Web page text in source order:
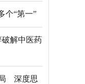
个“第一”
破解中医药
局 深度思